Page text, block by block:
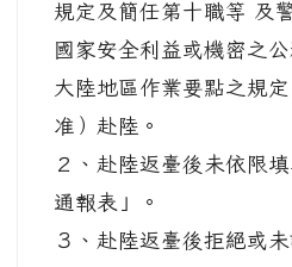
規定及簡任第十職等 及
國家安全利益或機密之
大陸地區作業要點之規
准）赴陸。
２、赴陸返臺後未依限
通報表」。
３、赴陸返臺後拒絕或